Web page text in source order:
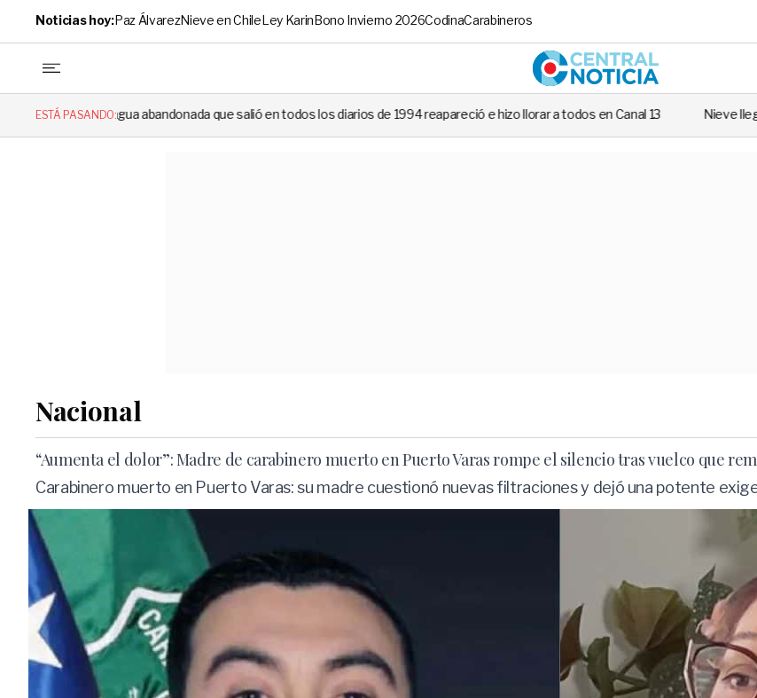
Noticias hoy:Paz ÁlvarezNieve en ChileLey KarinBono Invierno 2026CodinaCarabineros
Central
ESTÁ PASANDO:
abandonada que salió en todos los diarios de 1994 reapareció e hizo llorar a todos en Canal 13 Nieve llegará a varias
Nacional
“Aumenta el dolor”: Madre de carabinero muerto en Puerto Varas rompe el silencio tras vuelco que
Carabinero muerto en Puerto Varas: su madre cuestionó nuevas filtraciones y dejó una potente